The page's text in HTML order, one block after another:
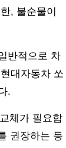
, 불순물이
반적으로 차
대자동차 쏘
.
체가 필요합
권장하는 등